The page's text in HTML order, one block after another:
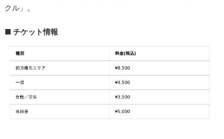
クル」。
■ チケット情報